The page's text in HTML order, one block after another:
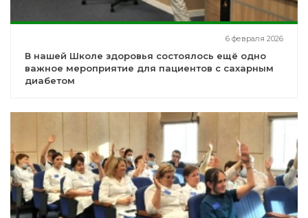
6 февраля 2026
В нашей Школе здоровья состоялось ещё одно
важное мероприятие для пациентов с сахарным
диабетом